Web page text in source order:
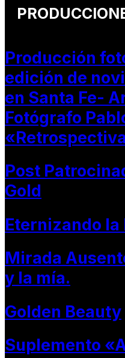
Producción
edición de
en Santa Fe-
Fotógrafo
Post
Gold
Eternizando la
Mirada
y la mía.
Golden Beauty
Suplemento